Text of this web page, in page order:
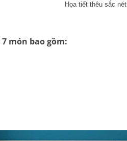
Họa tiết thêu sắc nét
món bao gồm: